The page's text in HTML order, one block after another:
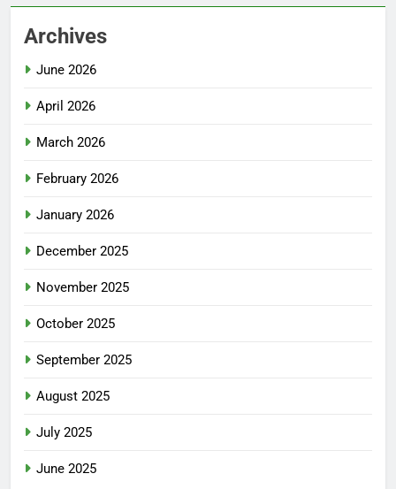
Archives
June 2026
April 2026
March 2026
February 2026
January 2026
December 2025
November 2025
October 2025
September 2025
August 2025
July 2025
June 2025